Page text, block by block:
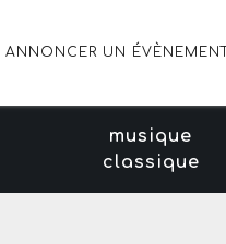
ANNONCER UN ÉVÈNEMENT
musique
classique